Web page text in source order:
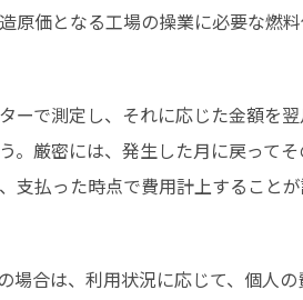
原価となる工場の操業に必要な燃
ーで測定し、それに応じた金額を
。厳密には、発生した月に戻って
支払った時点で費用計上すること
場合は、利用状況に応じて、個人